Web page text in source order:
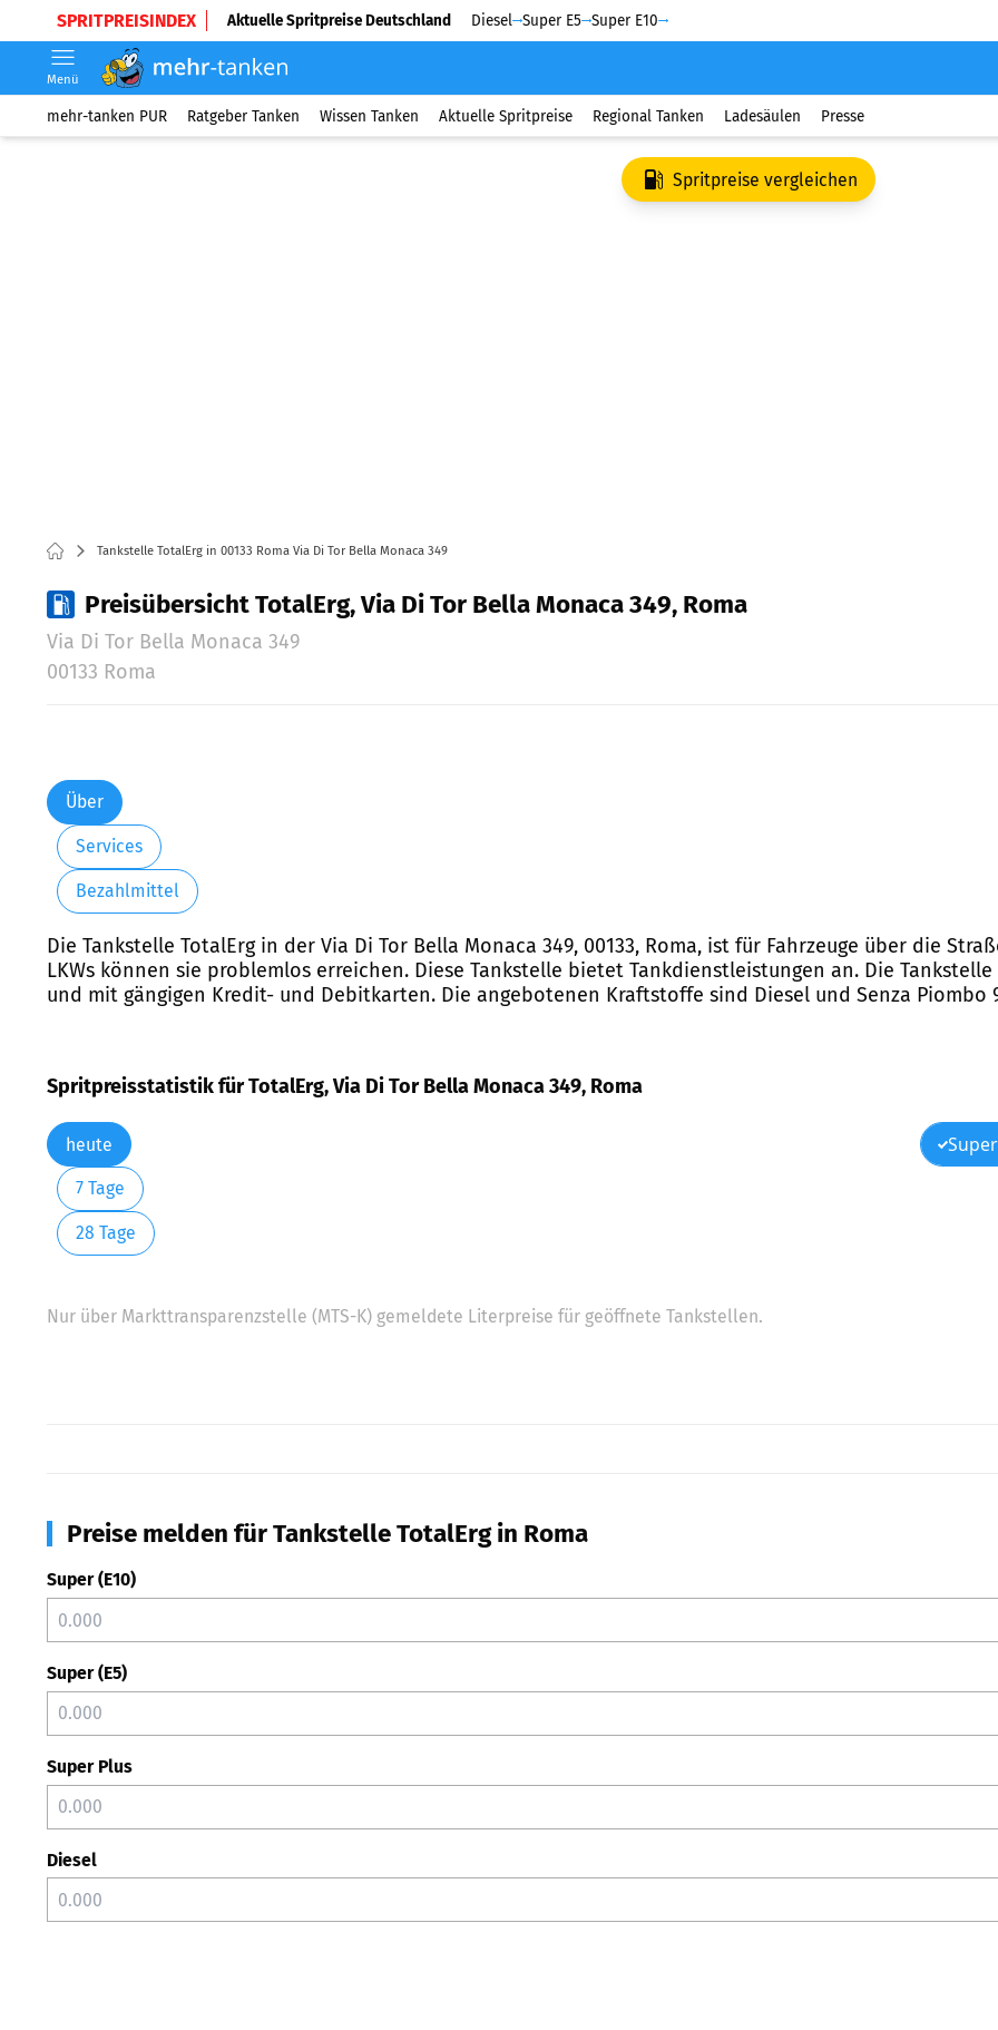
SPRITPREISINDEX Aktuelle Spritpreise Deutschland Diesel Super E5 Super E10
Menü
mehr-tanken PUR Ratgeber Tanken Wissen Tanken Aktuelle Spritpreise Regional Tanken Ladesäulen Presse
Spritpreise vergleichen
Tankstelle TotalErg in 00133 Roma Via Di Tor Bella Monaca 349
Preisübersicht TotalErg, Via Di Tor Bella Monaca 349, Roma
Via Di Tor Bella Monaca 349
00133 Roma
Über
Services
Bezahlmittel
Die Tankstelle TotalErg in der Via Di Tor Bella Monaca 349, 00133, Roma, ist für Fahrzeuge über die
LKWs können sie problemlos erreichen. Diese Tankstelle bietet Tankdienstleistungen an. Die
und mit gängigen Kredit- und Debitkarten. Die angebotenen Kraftstoffe sind Diesel und Senza Piombo
Spritpreisstatistik für TotalErg, Via Di Tor Bella Monaca 349, Roma
heute
7 Tage
28 Tage
Nur über Markttransparenzstelle (MTS-K) gemeldete Literpreise für geöffnete Tankstellen.
Preise melden für Tankstelle TotalErg in Roma
Super (E10)
Super (E5)
Super Plus
Diesel